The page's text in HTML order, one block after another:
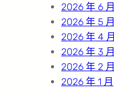
2026 年 6 月
2026 年 5 月
2026 年 4 月
2026 年 3 月
2026 年 2 月
2026 年 1 月